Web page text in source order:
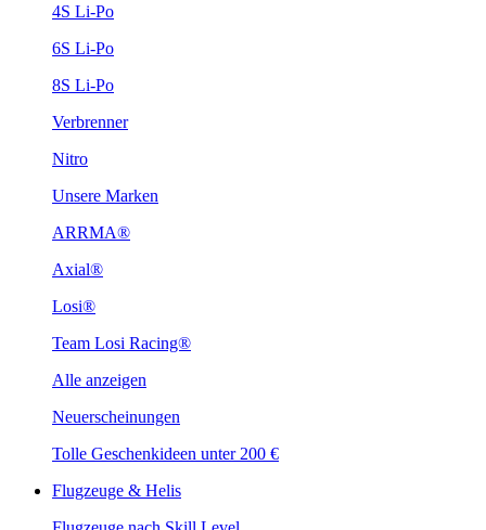
4S Li-Po
6S Li-Po
8S Li-Po
Verbrenner
Nitro
Unsere Marken
ARRMA®
Axial®
Losi®
Team Losi Racing®
Alle anzeigen
Neuerscheinungen
Tolle Geschenkideen unter 200 €
Flugzeuge & Helis